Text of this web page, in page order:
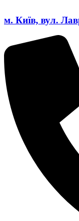
м. Київ, вул.